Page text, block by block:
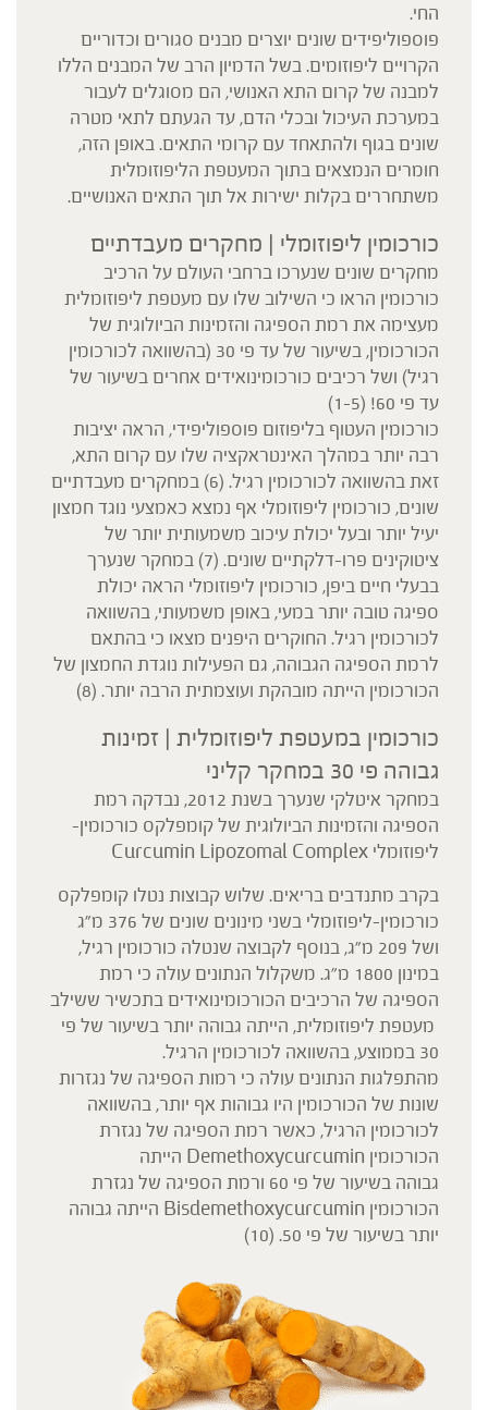
החי.
פוספוליפידים שונים יוצרים מבנים סגורים וכדוריים
הקרויים ליפוזומים. בשל הדמיון הרב של המבנים הללו
למבנה של קרום התא האנושי, הם מסוגלים לעבור
במערכת העיכול ובכלי הדם, עד הגעתם לתאי מטרה
שונים בגוף ולהתאחד עם קרומי התאים. באופן הזה,
חומרים הנמצאים בתוך המעטפת הליפוזומלית
משתחררים בקלות ישירות אל תוך התאים האנושיים.
כורכומין ליפוזומלי | מחקרים מעבדתיים
מחקרים שונים שנערכו ברחבי העולם על הרכיב
כורכומין הראו כי השילוב שלו עם מעטפת ליפוזומלית
מעצימה את רמת הספיגה והזמינות הביולוגית של
הכורכומין, בשיעור של עד פי 30 (בהשוואה לכורכומין
רגיל) ושל רכיבים כורכומינואידים אחרים בשיעור של
עד פי 60! (1-5)
כורכומין העטוף בליפוזום פוספוליפידי, הראה יציבות
רבה יותר במהלך האינטראקציה שלו עם קרום התא,
זאת בהשוואה לכורכומין רגיל. (6) במחקרים מעבדתיים
שונים, כורכומין ליפוזומלי אף נמצא כאמצעי נוגד חמצון
יעיל יותר ובעל יכולת עיכוב משמעותית יותר של
ציטוקינים פרו-דלקתיים שונים. (7) במחקר שנערך
בבעלי חיים ביפן, כורכומין ליפוזומלי הראה יכולת
ספיגה טובה יותר במעי, באופן משמעותי, בהשוואה
לכורכומין רגיל. החוקרים היפנים מצאו כי בהתאם
לרמת הספיגה הגבוהה, גם הפעילות נוגדת החמצון של
הכורכומין הייתה מובהקת ועוצמתית הרבה יותר. (8)
כורכומין במעטפת ליפוזומלית | זמינות
גבוהה פי 30 במחקר קליני
במחקר איטלקי שנערך בשנת 2012, נבדקה רמת
הספיגה והזמינות הביולוגית של קומפלקס כורכומין-
ליפוזומלי Curcumin Lipozomal Complex
בקרב מתנדבים בריאים. שלוש קבוצות נטלו קומפלקס
כורכומין-ליפוזומלי בשני מינונים שונים של 376 מ"ג
ושל 209 מ"ג, בנוסף לקבוצה שנטלה כורכומין רגיל,
במינון 1800 מ"ג. משקלול הנתונים עולה כי רמת
הספיגה של הרכיבים הכורכומינואידים בתכשיר ששילב
מעטפת ליפוזומלית, הייתה גבוהה יותר בשיעור של פי
30 בממוצע, בהשוואה לכורכומין הרגיל.
מהתפלגות הנתונים עולה כי רמות הספיגה של נגזרות
שונות של הכורכומין היו גבוהות אף יותר, בהשוואה
לכורכומין הרגיל, כאשר רמת הספיגה של נגזרת
הכורכומין Demethoxycurcumin הייתה
גבוהה בשיעור של פי 60 ורמת הספיגה של נגזרת
הכורכומין Bisdemethoxycurcumin הייתה גבוהה
יותר בשיעור של פי 50. (10)